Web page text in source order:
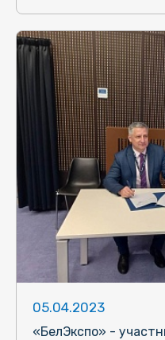
05.04.2023
«БелЭкспо» -